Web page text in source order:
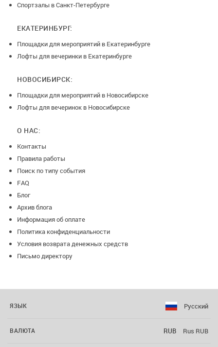
Спортзалы в Санкт-Петербурге
ЕКАТЕРИНБУРГ:
Площадки для мероприятий в Екатеринбурге
Лофты для вечеринки в Екатеринбурге
НОВОСИБИРСК:
Площадки для мероприятий в Новосибирске
Лофты для вечеринок в Новосибирске
О НАС:
Контакты
Правила работы
Поиск по типу события
FAQ
Блог
Архив блога
Информация об оплате
Политика конфиденциальности
Условия возврата денежных средств
Письмо директору
ЯЗЫК Русский
ВАЛЮТА RUB Rus RUB